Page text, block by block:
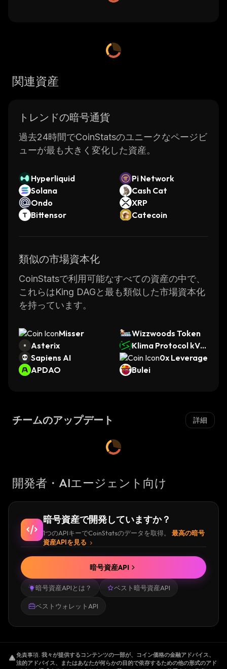
関連資産
トレンドの暗号通貨
過去24時間でCoinStatsのユニークなページビ
ューが最も大きく変化した資産。
Hyperliquid
Pi Network
Solana
Cash Cat
Ondo
XRP
Bittensor
Catecoin
類似の市場資本化
CoinStatsで利用可能なすべての資産の中で、
これらはKing DAGと最も類似した市場資本化
を持っています。
Misser
Wizzwoods Token
Asterix
Klima Protocol kVC
M
Sapiens AI
0x Leverage
APDAO
Bulei
チームのアップデート 詳細
開発者・AIエージェント向け
暗号資産で開発していますか？
1つのAPIキーでCoinStatsのデータを取得。
最高の暗号
資産APIを見る
暗号資産APIとは？ ベスト暗号資産API
ベストウォレットAPI
暗号資産API
免責事項. 我々が提供するコンテンツの一部が、コイン価格の金融アドバイス、
法的アドバイス、またはあなたが何らかの目的で依存するための他の形式のアド